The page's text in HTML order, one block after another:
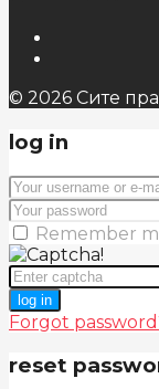
© 2026 Сите
log in
Remember
log in
Forgot
reset